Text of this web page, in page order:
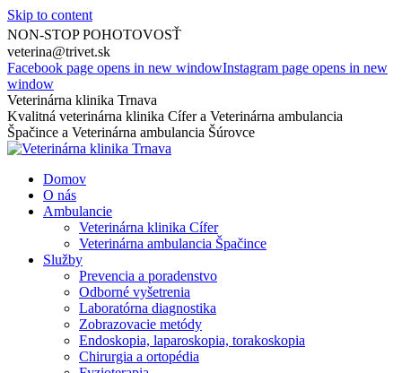
Skip to content
NON-STOP POHOTOVOSŤ
veterina@trivet.sk
Facebook page opens in new windowInstagram page opens in new
window
Veterinárna klinika Trnava
Kvalitná veterinárna klinika Cífer a Veterinárna ambulancia
Špačince a Veterinárna ambulancia Šúrovce
Domov
O nás
Ambulancie
Veterinárna klinika Cífer
Veterinárna ambulancia Špačince
Služby
Prevencia a poradenstvo
Odborné vyšetrenia
Laboratórna diagnostika
Zobrazovacie metódy
Endoskopia, laparoskopia, torakoskopia
Chirurgia a ortopédia